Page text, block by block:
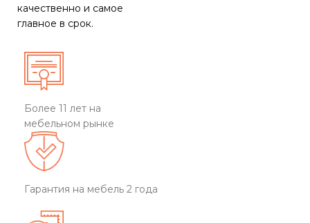
качественно и самое
главное в срок.
Более 11 лет на
мебельном рынке
Гарантия на мебель 2 года